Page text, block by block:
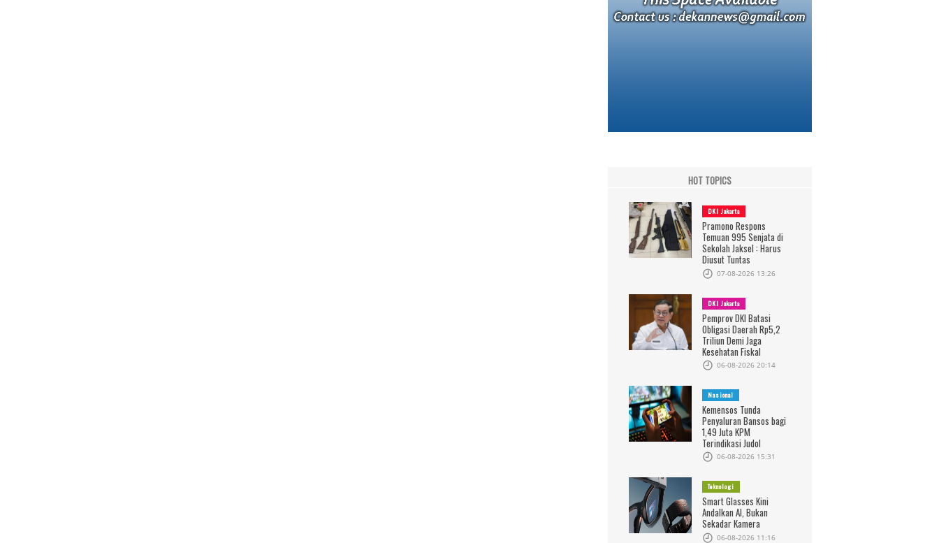
HOT TOPICS
DKI Jakarta
Pramono Respons
Temuan 995 Senjata di
Sekolah Jaksel : Harus
Diusut Tuntas
07-08-2026 13:26
DKI Jakarta
Pemprov DKI Batasi
Obligasi Daerah Rp5,2
Triliun Demi Jaga
Kesehatan Fiskal
06-08-2026 20:14
Nasional
Kemensos Tunda
Penyaluran Bansos bagi
1,49 Juta KPM
Terindikasi Judol
06-08-2026 15:31
Teknologi
Smart Glasses Kini
Andalkan AI, Bukan
Sekadar Kamera
06-08-2026 11:16